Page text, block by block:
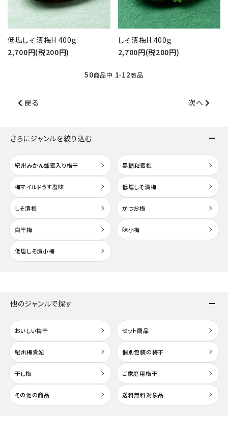
低塩しそ漬梅H 400g
2,700円(税200円)
しそ漬梅H 400g
2,700円(税200円)
50商品中 1-12商品
戻る 次へ
さらにジャンルを絞り込む
紀州みかん蜂蜜入り梅干 黒糖和蜜梅
梅マイルドうす塩味 低塩しそ漬梅
しそ漬梅 かつお梅
白干梅 味小梅
低塩しそ漬小梅
他のジャンルで探す
おいしい梅干 セット商品
紀州梅貴妃 個別包装の梅干
干し梅 ご家庭用梅干
その他の商品 送料無料対象品